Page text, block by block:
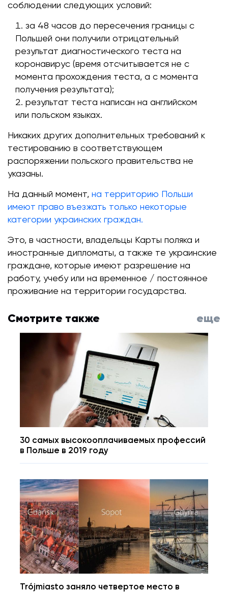
соблюдении следующих условий:
за 48 часов до пересечения границы с
Польшей они получили отрицательный
результат диагностического теста на
коронавирус (время отсчитывается не с
момента прохождения теста, а с момента
получения результата);
результат теста написан на английском
или польском языках.
Никаких других дополнительных требований к
тестированию в соответствующем
распоряжении польского правительства не
указаны.
На данный момент, на территорию Польши
имеют право въезжать только некоторые
категории украинских граждан.
Это, в частности, владельцы Карты поляка и
иностранные дипломаты, а также те украинские
граждане, которые имеют разрешение на
работу, учебу или на временное / постоянное
проживание на территории государства.
Смотрите также еще
30 самых высокооплачиваемых профессий
в Польше в 2019 году
Trójmiasto заняло четвертое место в